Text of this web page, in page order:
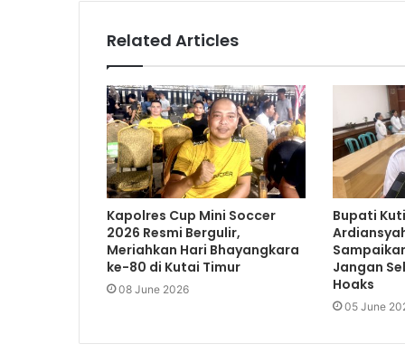
Related Articles
Kapolres Cup Mini Soccer
2026 Resmi Bergulir,
Meriahkan Hari Bhayangkara
ke-80 di Kutai Timur
08 June 2026
Bupati
Jangan
Hoaks
05 June